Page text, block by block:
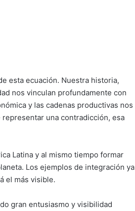
esta ecuación. Nuestra historia,
nos vinculan profundamente con
y las cadenas productivas nos
una contradicción, esa
Latina y al mismo tiempo formar
Los ejemplos de integración ya
el más visible.
gran entusiasmo y visibilidad